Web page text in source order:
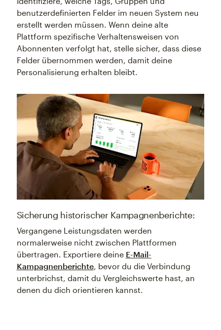
benutzerdefinierten Felder im neuen System neu
erstellt werden müssen. Wenn deine alte
Plattform spezifische Verhaltensweisen von
Abonnenten verfolgt hat, stelle sicher, dass diese
Felder übernommen werden, damit deine
Personalisierung erhalten bleibt.
Sicherung historischer Kampagnenberichte:
Vergangene Leistungsdaten werden
normalerweise nicht zwischen Plattformen
übertragen. Exportiere deine E-Mail-
Kampagnenberichte, bevor du die Verbindung
unterbrichst, damit du Vergleichswerte hast, an
denen du dich orientieren kannst.